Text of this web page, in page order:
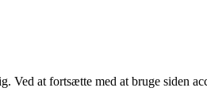
at fortsætte med at bruge siden